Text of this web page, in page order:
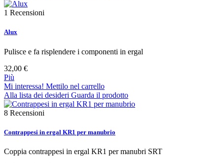
1 Recensioni
Alux
Pulisce e fa risplendere i componenti in ergal
32,00 €
Più
Mi interessa! Mettilo nel carrello
Alla lista dei desideri Guarda il prodotto
8 Recensioni
Contrappesi in ergal KR1 per manubrio
Coppia contrappesi in ergal KR1 per manubri SRT